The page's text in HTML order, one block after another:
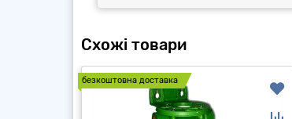
Схожі товари
безкоштовна доставка